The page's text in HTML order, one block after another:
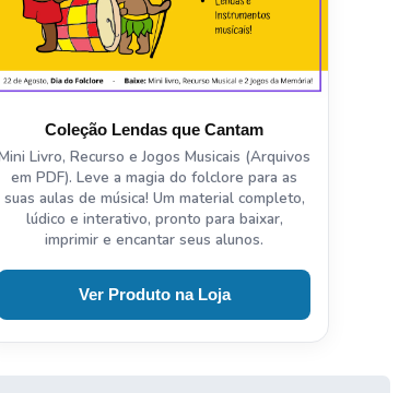
Coleção Lendas que Cantam
Livro, Recurso e Jogos Musicais (Arquivos
em PDF). Leve a magia do folclore para as
suas aulas de música! Um material completo,
lúdico e interativo, pronto para baixar,
imprimir e encantar seus alunos.
Ver Produto na Loja